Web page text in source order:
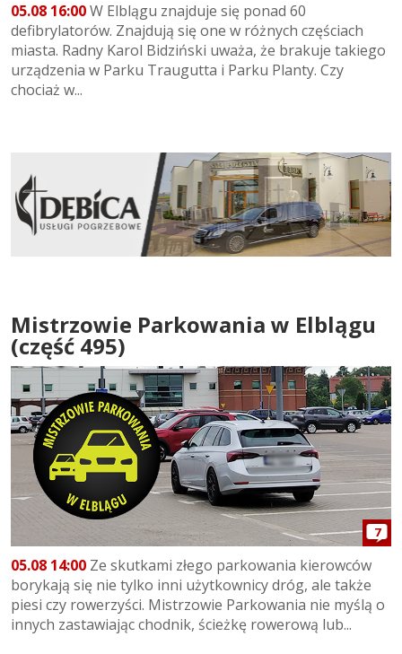
05.08 16:00W Elblągu znajduje się ponad 60
defibrylatorów. Znajdują się one w różnych częściach
miasta. Radny Karol Bidziński uważa, że brakuje takiego
urządzenia w Parku Traugutta i Parku Planty. Czy
chociaż w...
Mistrzowie Parkowania w Elblągu
(część 495)
7
05.08 14:00 Ze skutkami złego parkowania kierowców
borykają się nie tylko inni użytkownicy dróg, ale także
piesi czy rowerzyści. Mistrzowie Parkowania nie myślą o
innych zastawiając chodnik, ścieżkę rowerową lub...